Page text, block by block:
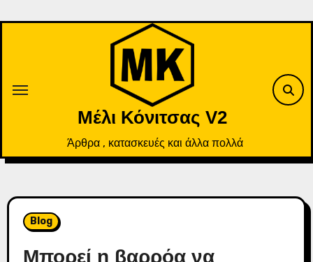
Μέλι Κόνιτσας V2
Άρθρα , κατασκευές και άλλα πολλά
Blog
Μπορεί η βαρρόα να